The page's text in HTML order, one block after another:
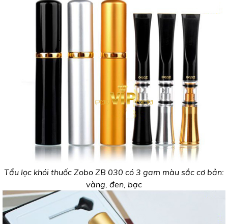
Tẩu lọc khói thuốc Zobo ZB 030 có 3 gam màu sắc cơ bản:
vàng, đen, bạc